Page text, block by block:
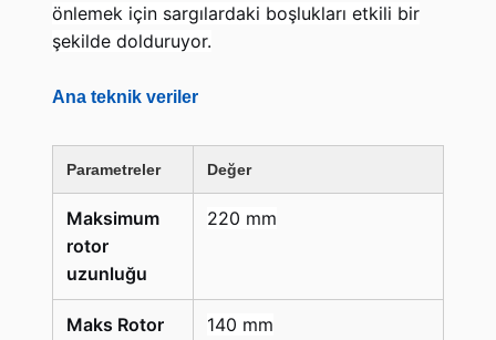
önlemek için sargılardaki boşlukları etkili bir
şekilde dolduruyor.
Ana teknik veriler
Parametreler Değer
Maksimum
rotor
uzunluğu
220 mm
Maks Rotor
140 mm